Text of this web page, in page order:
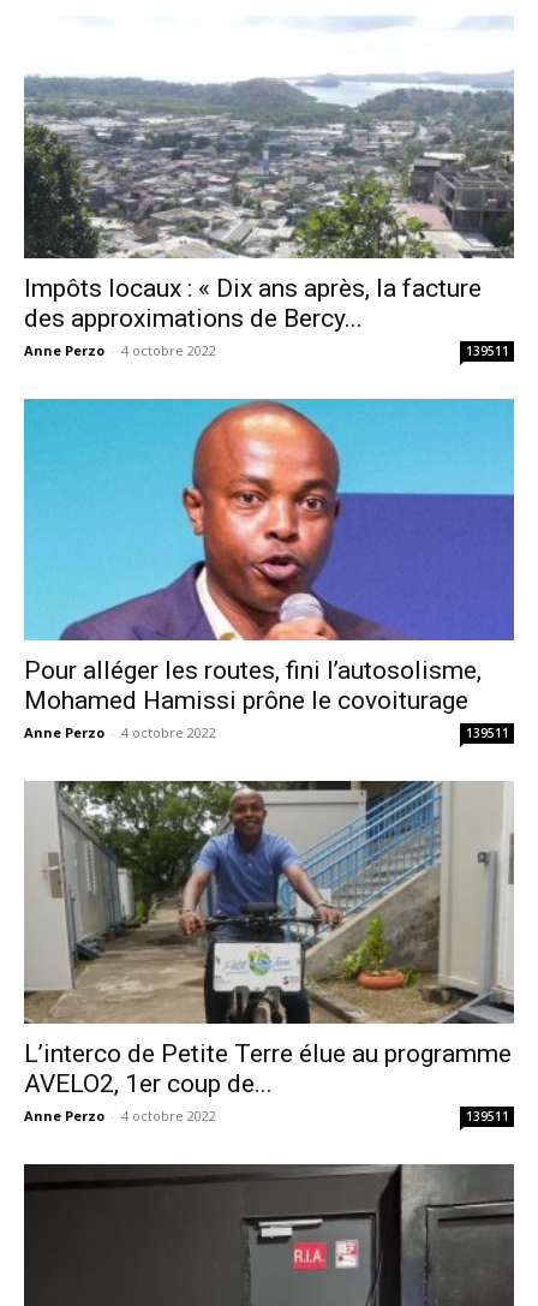
Impôts locaux : « Dix ans après, la facture
des approximations de Bercy...
Anne Perzo - 4 octobre 2022 139511
Pour alléger les routes, fini l’autosolisme,
Mohamed Hamissi prône le covoiturage
Anne Perzo - 4 octobre 2022 139511
L’interco de Petite Terre élue au programme
AVELO2, 1er coup de...
Anne Perzo - 4 octobre 2022 139511